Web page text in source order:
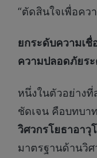
“ตัดสินใจเพื่อคว
ยกระดับความเ
ความปลอดภัยร
หนึ่งในตัวอย่าง
ชัดเจน คือบทบา
วิศวกรโยธาอาวุ
มาตรฐานด้านวิศ